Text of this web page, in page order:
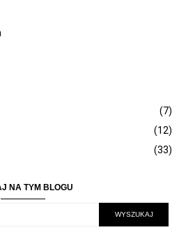
(7)
(12)
(33)
NA TYM BLOGU